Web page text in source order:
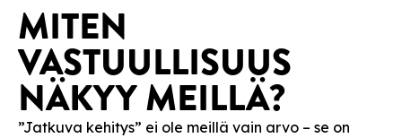
MITEN
VASTUULLISUUS
NÄKYY MEILLÄ?
”Jatkuva kehitys” ei ole meillä vain arvo – se on